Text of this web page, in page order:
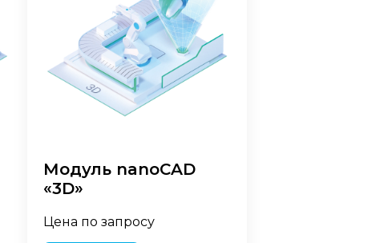
Модуль nanoCAD
«3D»
Цена по запросу